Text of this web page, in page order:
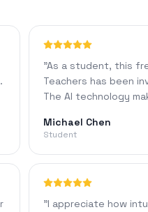
"As a student, this
Teachers has been
The AI technology
Michael Chen
Student
"I appreciate how